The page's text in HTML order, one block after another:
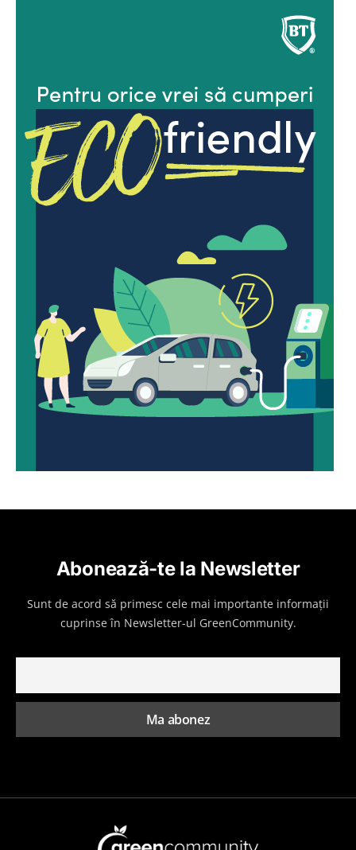
Abonează-te la Newsletter
Sunt de acord să primesc cele mai importante informații
cuprinse în Newsletter-ul GreenCommunity.